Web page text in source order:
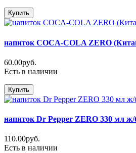
Купить
напиток COCA-COLA ZERO
60.00руб.
Есть в наличии
Купить
напиток Dr Pepper ZERO 330 мл ж/
110.00руб.
Есть в наличии